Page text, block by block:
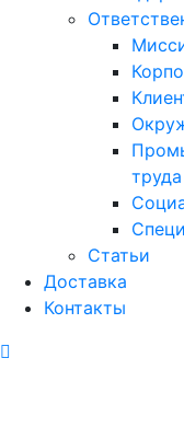
труда
Статьи
Доставка
Контакты